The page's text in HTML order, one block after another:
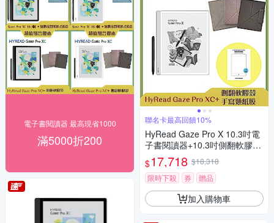
電子書閱讀器 最高現省1000
滿5000折200
聯名卡最高回饋10%
HyRead Gaze Pro X 10.3吋電
子書閱讀器+10.3吋側翻軟膠殼
+手寫類紙膜 (組合)
$17,718 $18,318
限時下殺
券 贈品
加入購物車